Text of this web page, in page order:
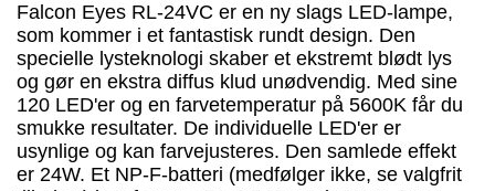
Falcon Eyes RL-24VC er en ny slags LED-lampe,
som kommer i et fantastisk rundt design. Den
specielle lysteknologi skaber et ekstremt blødt lys
og gør en ekstra diffus klud unødvendig. Med sine
120 LED'er og en farvetemperatur på 5600K får du
smukke resultater. De individuelle LED'er er
usynlige og kan farvejusteres. Den samlede effekt
er 24W. Et NP-F-batteri (medfølger ikke, se valgfrit